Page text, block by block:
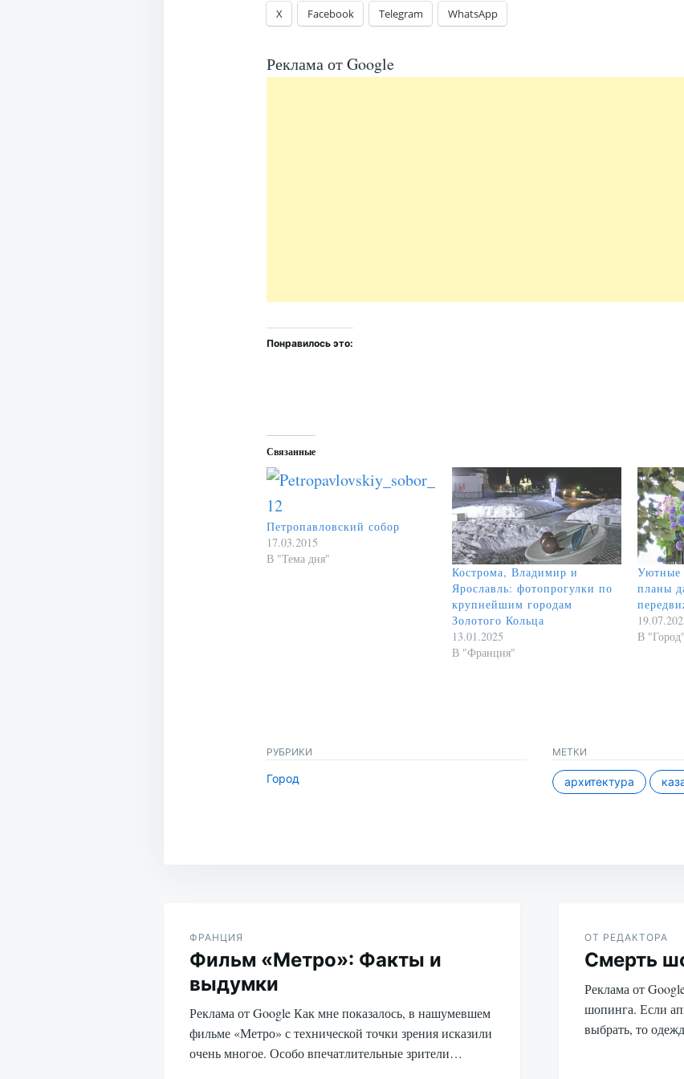
X Facebook Telegram WhatsApp
Реклама от Google
Понравилось это:
Связанные
Петропавловский собор
17.03.2015
В "Тема дня"
Кострома, Владимир и
Ярославль: фотопрогулки по
крупнейшим городам
Золотого Кольца
13.01.2025
В "Франция"
Уютные
планы
В "Город"
РУБРИКИ
Город
МЕТКИ
архитектура
по
записям
ФРАНЦИЯ
Фильм «Метро»: Факты и
выдумки
Реклама от Google Как мне показалось, в нашумевшем
фильме «Метро» с технической точки зрения исказили
очень многое. Особо впечатлительные зрители…
ОТ РЕДАКТОРА
Смерть
Реклама от
шопинга. Если
выбрать, то